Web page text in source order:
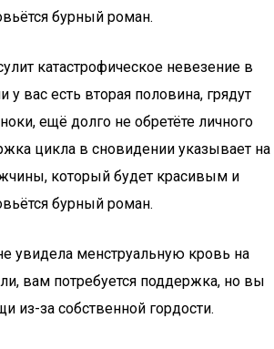
бурный роман.
катастрофическое невезение в
у вас есть вторая половина, грядут
ещё долго не обретёте личного
цикла в сновидении указывает на
который будет красивым и
бурный роман.
увидела менструальную кровь на
вам потребуется поддержка, но вы
из-за собственной гордости.